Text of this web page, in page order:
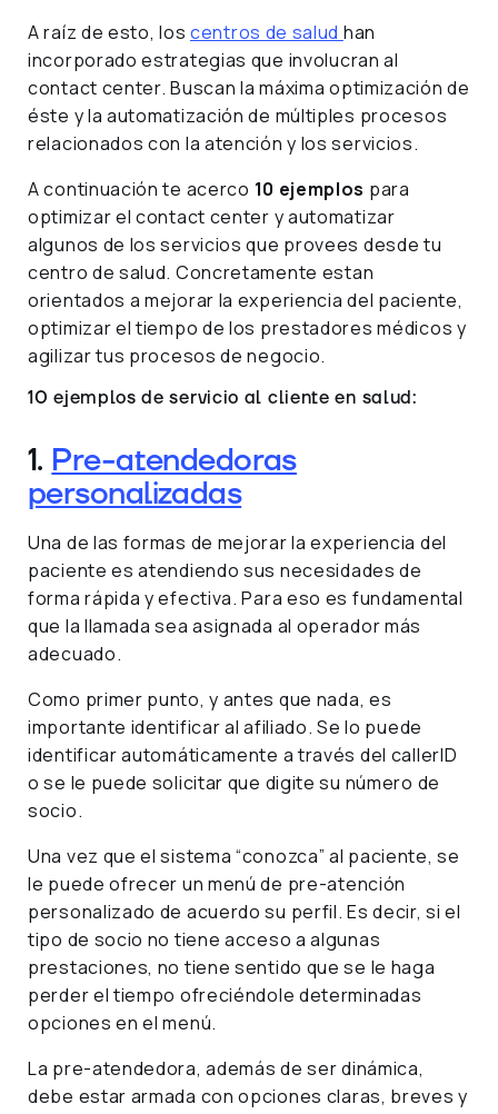
A raíz de esto, los centros de salud han
incorporado estrategias que involucran al
contact center. Buscan la máxima optimización de
éste y la automatización de múltiples procesos
relacionados con la atención y los servicios.
A continuación te acerco 10 ejemplos para
optimizar el contact center y automatizar
algunos de los servicios que provees desde tu
centro de salud. Concretamente estan
orientados a mejorar la experiencia del paciente,
optimizar el tiempo de los prestadores médicos y
agilizar tus procesos de negocio.
10 ejemplos de servicio al cliente en salud:
1. Pre-atendedoras
personalizadas
Una de las formas de mejorar la experiencia del
paciente es atendiendo sus necesidades de
forma rápida y efectiva. Para eso es fundamental
que la llamada sea asignada al operador más
adecuado.
Como primer punto, y antes que nada, es
importante identificar al afiliado. Se lo puede
identificar automáticamente a través del callerID
o se le puede solicitar que digite su número de
socio.
Una vez que el sistema “conozca” al paciente, se
le puede ofrecer un menú de pre-atención
personalizado de acuerdo su perfil. Es decir, si el
tipo de socio no tiene acceso a algunas
prestaciones, no tiene sentido que se le haga
perder el tiempo ofreciéndole determinadas
opciones en el menú.
La pre-atendedora, además de ser dinámica,
debe estar armada con opciones claras, breves y